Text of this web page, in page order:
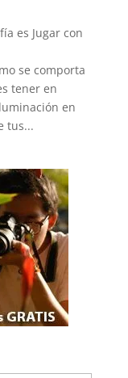
es Jugar con
se comporta
tener en
en
tus...